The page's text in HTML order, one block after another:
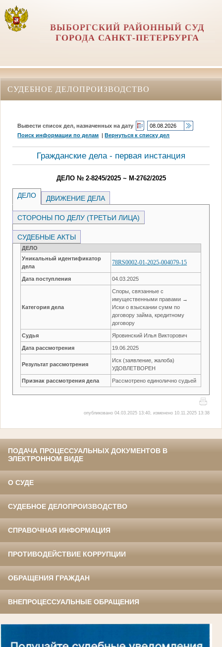
ВЫБОРГСКИЙ РАЙОННЫЙ СУД
ГОРОДА САНКТ-ПЕТЕРБУРГА
СУДЕБНОЕ ДЕЛОПРОИЗВОДСТВО
Вывести список дел, назначенных на дату
Поиск информации по делам |Вернуться к списку дел
Гражданские дела - первая инстанция
ДЕЛО № 2-8245/2025 ~ М-2762/2025
ДЕЛО ДВИЖЕНИЕ ДЕЛА
СТОРОНЫ ПО ДЕЛУ (ТРЕТЬИ ЛИЦА)
СУДЕБНЫЕ АКТЫ
ДЕЛО
Уникальный идентификатор
дела
78RS0002-01-2025-004079-15
Дата поступления 04.03.2025
Категория дела
Споры, связанные с
имущественными правами →
Иски о взыскании сумм по
договору займа, кредитному
договору
Судья Яровинский Илья Викторович
Дата рассмотрения 19.06.2025
Результат рассмотрения
Иск (заявление, жалоба)
УДОВЛЕТВОРЕН
Признак рассмотрения дела Рассмотрено единолично судьей
опубликовано 04.03.2025 13:40, изменено 10.11.2025 13:38
ПОДАЧА ПРОЦЕССУАЛЬНЫХ ДОКУМЕНТОВ В
ЭЛЕКТРОННОМ ВИДЕ
О СУДЕ
СУДЕБНОЕ ДЕЛОПРОИЗВОДСТВО
СПРАВОЧНАЯ ИНФОРМАЦИЯ
ПРОТИВОДЕЙСТВИЕ КОРРУПЦИИ
ОБРАЩЕНИЯ ГРАЖДАН
ВНЕПРОЦЕССУАЛЬНЫЕ ОБРАЩЕНИЯ